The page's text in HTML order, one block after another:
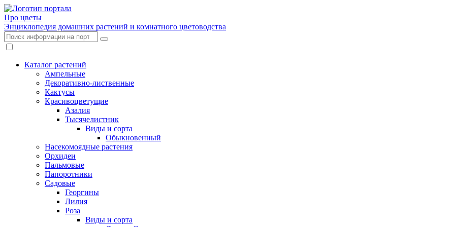
Про цветы
Энциклопедия домашних растений и комнатного цветоводства
Каталог растений
Ампельные
Декоративно-лиственные
Кактусы
Красивоцветущие
Азалия
Тысячелистник
Виды и сорта
Обыкновенный
Насекомоядные растения
Орхидеи
Пальмовые
Папоротники
Садовые
Георгины
Лилия
Роза
Виды и сорта